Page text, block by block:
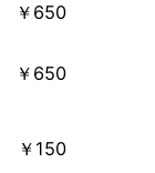
￥650
￥650
￥150